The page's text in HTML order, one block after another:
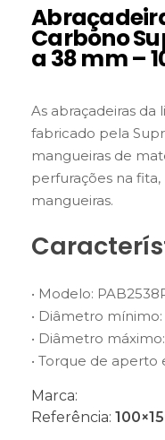
Carbono
a 38 mm –
As abraçadeiras
fabricado pela
mangueiras de
perfurações na
mangueiras.
• Modelo:
• Diâmetro mínimo:
• Diâmetro
• Torque de aperto
Marca:
Referência: